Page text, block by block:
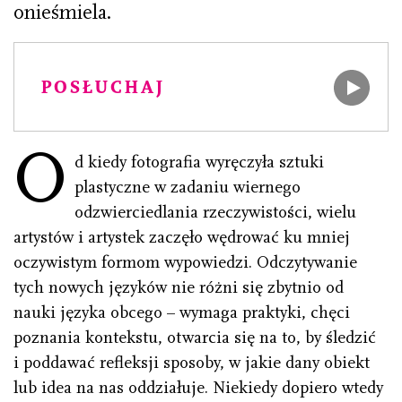
onieśmiela.
POSŁUCHAJ
O d kiedy fotografia wyręczyła sztuki
plastyczne w zadaniu wiernego
odzwierciedlania rzeczywistości, wielu
artystów i artystek zaczęło wędrować ku mniej
oczywistym formom wypowiedzi. Odczytywanie
tych nowych języków nie różni się zbytnio od
nauki języka obcego – wymaga praktyki, chęci
poznania kontekstu, otwarcia się na to, by śledzić
i poddawać refleksji sposoby, w jakie dany obiekt
lub idea na nas oddziałuje. Niekiedy dopiero wtedy